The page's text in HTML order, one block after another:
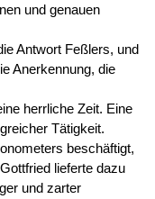
und genauen
Antwort Feßlers, und
Anerkennung, die
herrliche Zeit. Eine
Tätigkeit.
beschäftigt,
lieferte dazu
und zarter